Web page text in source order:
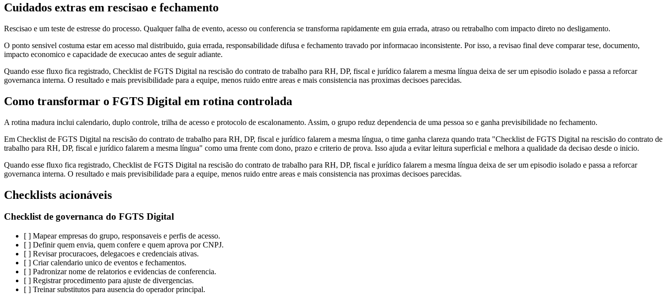
Cuidados extras em rescisao e fechamento
Rescisao e um teste de estresse do processo. Qualquer falha de evento, acesso ou conferencia se transforma rapidamente em guia errada, atraso ou retrabalho com impacto direto no desligamento.
O ponto sensivel costuma estar em acesso mal distribuido, guia errada, responsabilidade difusa e fechamento travado por informacao inconsistente. Por isso, a revisao final deve comparar tese, documento,
impacto economico e capacidade de execucao antes de seguir adiante.
Quando esse fluxo fica registrado, Checklist de FGTS Digital na rescisão do contrato de trabalho para RH, DP, fiscal e jurídico falarem a mesma língua deixa de ser um episodio isolado e passa a reforcar
governanca interna. O resultado e mais previsibilidade para a equipe, menos ruido entre areas e mais consistencia nas proximas decisoes parecidas.
Como transformar o FGTS Digital em rotina controlada
A rotina madura inclui calendario, duplo controle, trilha de acesso e protocolo de escalonamento. Assim, o grupo reduz dependencia de uma pessoa so e ganha previsibilidade no fechamento.
Em Checklist de FGTS Digital na rescisão do contrato de trabalho para RH, DP, fiscal e jurídico falarem a mesma língua, o time ganha clareza quando trata "Checklist de FGTS Digital na rescisão do contrato de
trabalho para RH, DP, fiscal e jurídico falarem a mesma língua" como uma frente com dono, prazo e criterio de prova. Isso ajuda a evitar leitura superficial e melhora a qualidade da decisao desde o inicio.
Quando esse fluxo fica registrado, Checklist de FGTS Digital na rescisão do contrato de trabalho para RH, DP, fiscal e jurídico falarem a mesma língua deixa de ser um episodio isolado e passa a reforcar
governanca interna. O resultado e mais previsibilidade para a equipe, menos ruido entre areas e mais consistencia nas proximas decisoes parecidas.
Checklists acionáveis
Checklist de governanca do FGTS Digital
[ ] Mapear empresas do grupo, responsaveis e perfis de acesso.
[ ] Definir quem envia, quem confere e quem aprova por CNPJ.
[ ] Revisar procuracoes, delegacoes e credenciais ativas.
[ ] Criar calendario unico de eventos e fechamentos.
[ ] Padronizar nome de relatorios e evidencias de conferencia.
[ ] Registrar procedimento para ajuste de divergencias.
[ ] Treinar substitutos para ausencia do operador principal.